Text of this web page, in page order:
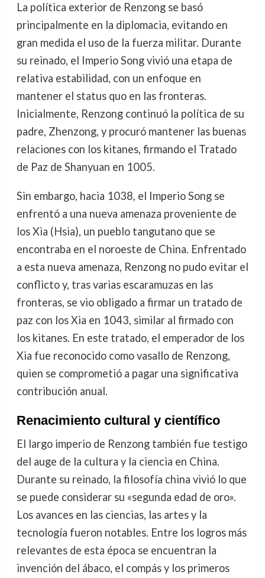
La política exterior de Renzong se basó
principalmente en la diplomacia, evitando en
gran medida el uso de la fuerza militar. Durante
su reinado, el Imperio Song vivió una etapa de
relativa estabilidad, con un enfoque en
mantener el status quo en las fronteras.
Inicialmente, Renzong continuó la política de su
padre, Zhenzong, y procuró mantener las buenas
relaciones con los kitanes, firmando el Tratado
de Paz de Shanyuan en 1005.
Sin embargo, hacia 1038, el Imperio Song se
enfrentó a una nueva amenaza proveniente de
los Xia (Hsia), un pueblo tangutano que se
encontraba en el noroeste de China. Enfrentado
a esta nueva amenaza, Renzong no pudo evitar el
conflicto y, tras varias escaramuzas en las
fronteras, se vio obligado a firmar un tratado de
paz con los Xia en 1043, similar al firmado con
los kitanes. En este tratado, el emperador de los
Xia fue reconocido como vasallo de Renzong,
quien se comprometió a pagar una significativa
contribución anual.
Renacimiento cultural y científico
El largo imperio de Renzong también fue testigo
del auge de la cultura y la ciencia en China.
Durante su reinado, la filosofía china vivió lo que
se puede considerar su «segunda edad de oro».
Los avances en las ciencias, las artes y la
tecnología fueron notables. Entre los logros más
relevantes de esta época se encuentran la
invención del ábaco, el compás y los primeros